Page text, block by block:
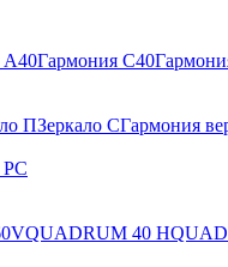
А40Гармония С40
ПЗеркало СГармония
РС
QUADRUM 40 H